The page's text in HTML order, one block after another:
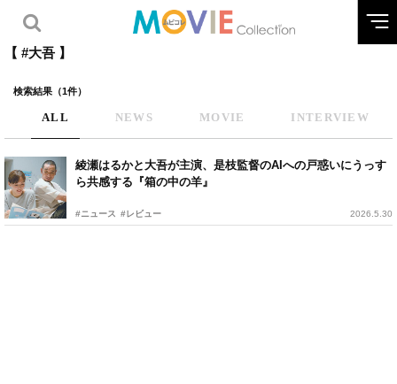
【 #大吾 】
検索結果（1件）
ALL NEWS MOVIE INTERVIEW
綾瀬はるかと大吾が主演、是枝監督のAIへの戸惑いにうっす
ら共感する『箱の中の羊』
#ニュース #レビュー 2026.5.30